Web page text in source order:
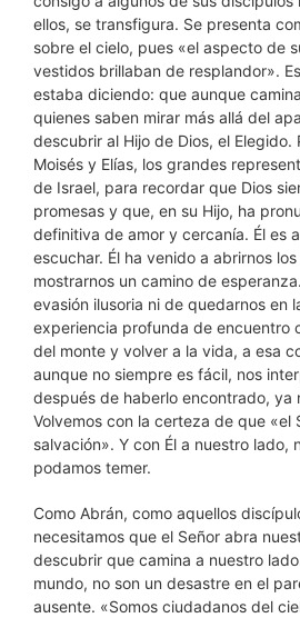
ellos, se transfigura. Se presenta
sobre el cielo, pues «el aspecto de
vestidos brillaban de resplandor».
estaba diciendo: que aunque
quienes saben mirar más allá del
descubrir al Hijo de Dios, el Elegido.
Moisés y Elías, los grandes
de Israel, para recordar que Dios
promesas y que, en su Hijo, ha
definitiva de amor y cercanía. Él es
escuchar. Él ha venido a abrirnos
mostrarnos un camino de
evasión ilusoria ni de quedarnos en
experiencia profunda de encuentro
del monte y volver a la vida, a esa
aunque no siempre es fácil, nos
después de haberlo encontrado, ya
Volvemos con la certeza de que «el
salvación». Y con Él a nuestro lado,
podamos temer.
Como Abrán, como aquellos
necesitamos que el Señor abra
descubrir que camina a nuestro
mundo, no son un desastre en el
ausente. «Somos ciudadanos del